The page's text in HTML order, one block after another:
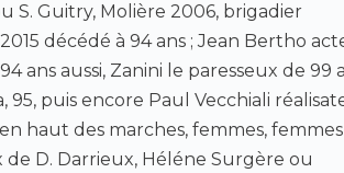
S. Guitry, Molière 2006, brigadier
décédé à 94 ans ; Jean Bertho
ans aussi, Zanini le paresseux de 99
95, puis encore Paul Vecchiali
haut des marches, femmes, femmes
de D. Darrieux, Héléne Surgère ou